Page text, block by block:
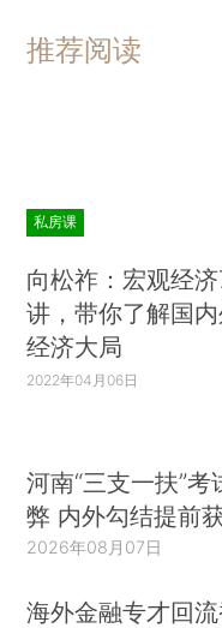
推荐阅读
私房课
向松祚：宏观经
讲，带你了解国
经济大局
2022年04月06日
河南“三支一扶”
弊 内外勾结提前
2026年08月07日
海外金融专才回